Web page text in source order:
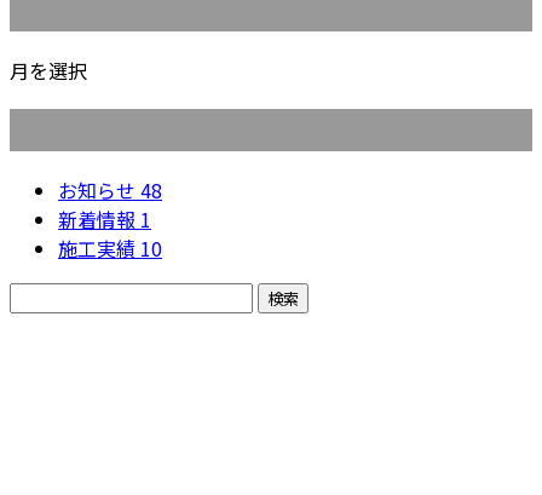
月を選択
お知らせ 48
新着情報 1
施工実績 10